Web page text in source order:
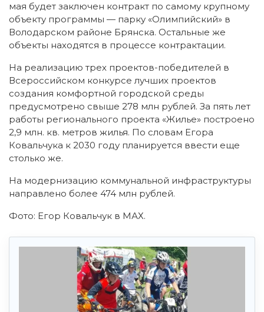
мая будет заключен контракт по самому крупному
объекту программы — парку «Олимпийский» в
Володарском районе Брянска. Остальные же
объекты находятся в процессе контрактации.
На реализацию трех проектов-победителей в
Всероссийском конкурсе лучших проектов
создания комфортной городской среды
предусмотрено свыше 278 млн рублей. За пять лет
работы регионального проекта «Жилье» построено
2,9 млн. кв. метров жилья. По словам Егора
Ковальчука к 2030 году планируется ввести еще
столько же.
На модернизацию коммунальной инфраструктуры
направлено более 474 млн рублей.
Фото: Егор Ковальчук в МАХ.